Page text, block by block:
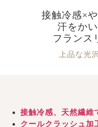
接触冷感×
汗をか
フランス
上品な光
接触冷感、天然繊維
クールクラッシュ加